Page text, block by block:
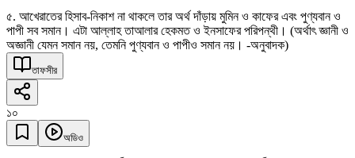
৫. আখেরাতের হিসাব-নিকাশ না থাকলে তার অর্থ দাঁড়ায় মুমিন ও কাফের এবং পুণ্যবান ও
পাপী সব সমান। এটা আল্লাহ তাআলার হেকমত ও ইনসাফের পরিপন্থী। (অর্থাৎ জ্ঞানী ও
অজ্ঞানী যেমন সমান নয়, তেমনি পুণ্যবান ও পাপীও সমান নয়। -অনুবাদক)
তাফসীর
১০
অডিও